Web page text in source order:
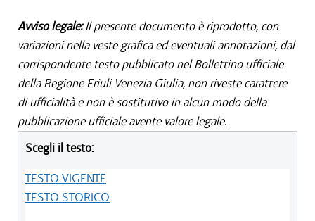
Avviso legale:Il presente documento è riprodotto, con
variazioni nella veste grafica ed eventuali annotazioni, dal
corrispondente testo pubblicato nel Bollettino ufficiale
della Regione Friuli Venezia Giulia, non riveste carattere
di ufficialità e non è sostitutivo in alcun modo della
pubblicazione ufficiale avente valore legale.
Scegli il testo:
TESTO VIGENTE
TESTO STORICO